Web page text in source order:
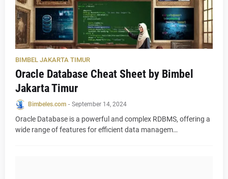
BIMBEL JAKARTA TIMUR
Oracle Database Cheat Sheet by Bimbel
Jakarta Timur
Bimbeles.com - September 14, 2024
Oracle Database is a powerful and complex RDBMS, offering a
wide range of features for efficient data managem…